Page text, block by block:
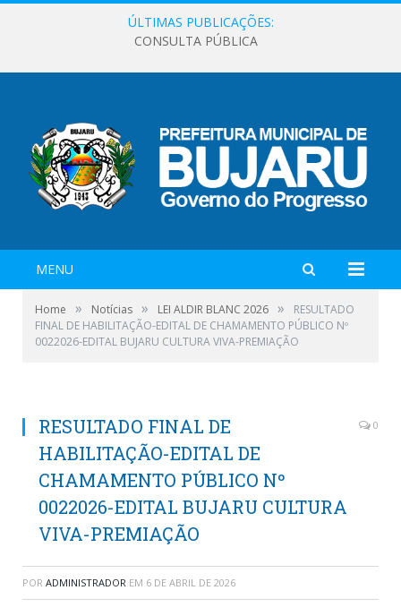
ÚLTIMAS PUBLICAÇÕES:
CONSULTA PÚBLICA
MENU
Home » Notícias » LEI ALDIR BLANC 2026 »
RESULTADO
FINAL DE HABILITAÇÃO-EDITAL DE CHAMAMENTO PÚBLICO Nº
0022026-EDITAL BUJARU CULTURA VIVA-PREMIAÇÃO
RESULTADO FINAL DE
HABILITAÇÃO-EDITAL DE
CHAMAMENTO PÚBLICO Nº
0022026-EDITAL BUJARU CULTURA
VIVA-PREMIAÇÃO
0
POR ADMINISTRADOR EM 6 DE ABRIL DE 2026